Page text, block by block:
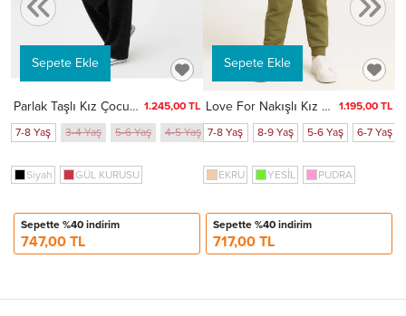
Sepete Ekle
Parlak Taşlı Kız Çocuk Takım 20459 1.245,00 TL
7-8 Yaş
3-4 Yaş 5-6 Yaş 4-5 Yaş 6-7 Yaş
Siyah GÜL KURUSU
Sepette %40 indirim
747,00 TL
Sepete Ekle
Love For Nakışlı Kız Çocuk Takım 20457 1.195,00 TL
7-8 Yaş
8-9 Yaş 5-6 Yaş 6-7 Yaş
EKRU YESİL PUDRA
Sepette %40 indirim
717,00 TL